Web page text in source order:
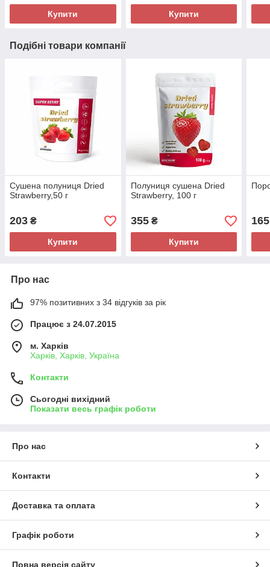
Купити Купити
Подібні товари компанії
Сушена полуниця Dried
Strawberry,50 г
203 ₴
Купити
Полуниця сушена Dried
Strawberry, 100 г
355₴
Купити
Про нас
97% позитивних з 34 відгуків за рік
Працює з 24.07.2015
м. Харків
Харків, Харків, Україна
Контакти
Сьогодні вихідний
Показати весь графік роботи
Про нас
Контакти
Доставка та оплата
Графік роботи
Повна версія сайту